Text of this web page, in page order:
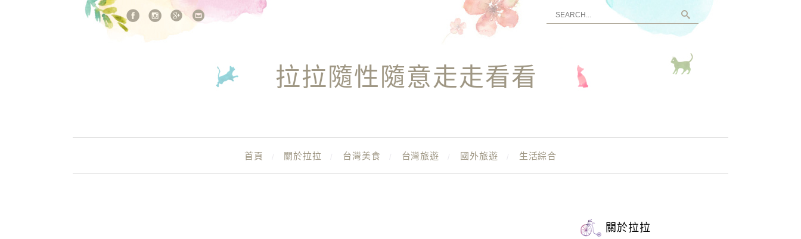
站內搜尋
拉拉隨性隨意走走看看
首頁 關於拉拉 台灣美食 台灣旅遊 國外旅遊 生活綜合
關於拉拉